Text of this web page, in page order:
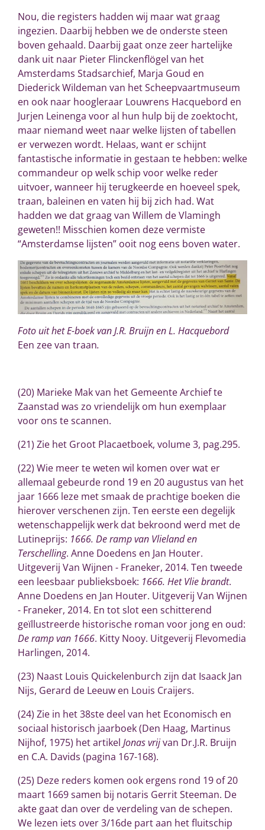
Nou, die registers hadden wij maar wat graag
ingezien. Daarbij hebben we de onderste steen
boven gehaald. Daarbij gaat onze zeer hartelijke
dank uit naar Pieter Flinckenflögel van het
Amsterdams Stadsarchief, Marja Goud en
Diederick Wildeman van het Scheepvaartmuseum
en ook naar hoogleraar Louwrens Hacquebord en
Jurjen Leinenga voor al hun hulp bij de zoektocht,
maar niemand weet naar welke lijsten of tabellen
er verwezen wordt. Helaas, want er schijnt
fantastische informatie in gestaan te hebben: welke
commandeur op welk schip voor welke reder
uitvoer, wanneer hij terugkeerde en hoeveel spek,
traan, baleinen en vaten hij bij zich had. Wat
hadden we dat graag van Willem de Vlamingh
geweten!! Misschien komen deze vermiste
“Amsterdamse lijsten” ooit nog eens boven water.
Foto uit het E-boek van J.R. Bruijn en L. Hacquebord
Een zee van traan.
(20) Marieke Mak van het Gemeente Archief te
Zaanstad was zo vriendelijk om hun exemplaar
voor ons te scannen.
(21) Zie het Groot Placaetboek, volume 3, pag.295.
(22) Wie meer te weten wil komen over wat er
allemaal gebeurde rond 19 en 20 augustus van het
jaar 1666 leze met smaak de prachtige boeken die
hierover verschenen zijn. Ten eerste een degelijk
wetenschappelijk werk dat bekroond werd met de
Lutineprijs: 1666. De ramp van Vlieland en
Terschelling. Anne Doedens en Jan Houter.
Uitgeverij Van Wijnen - Franeker, 2014. Ten tweede
een leesbaar publieksboek: 1666. Het Vlie brandt.
Anne Doedens en Jan Houter. Uitgeverij Van Wijnen
- Franeker, 2014. En tot slot een schitterend
geïllustreerde historische roman voor jong en oud:
De ramp van 1666. Kitty Nooy. Uitgeverij Flevomedia
Harlingen, 2014.
(23) Naast Louis Quickelenburch zijn dat Isaack Jan
Nijs, Gerard de Leeuw en Louis Craijers.
(24) Zie in het 38ste deel van het Economisch en
sociaal historisch jaarboek (Den Haag, Martinus
Nijhof, 1975) het artikel Jonas vrijvan Dr.J.R. Bruijn
en C.A. Davids (pagina 167-168).
(25) Deze reders komen ook ergens rond 19 of 20
maart 1669 samen bij notaris Gerrit Steeman. De
akte gaat dan over de verdeling van de schepen.
We lezen iets over 3/16de part aan het fluitschip